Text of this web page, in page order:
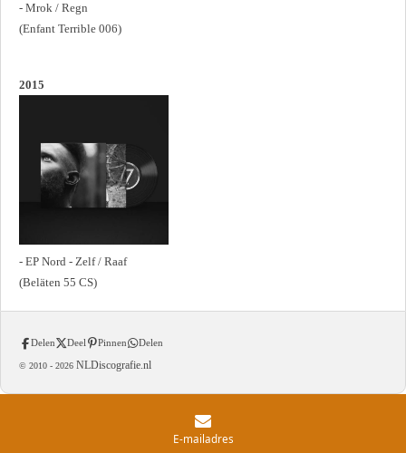
- Mrok / Regn
(Enfant Terrible 006)
2015
- EP Nord - Zelf / Raaf
(Beläten 55 CS)
Delen Deel Pinnen Delen
© 2010 - 2026 NLDiscografie.nl
E-mailadres